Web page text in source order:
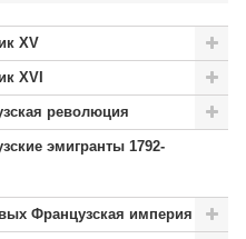
XV
XVI
революция
эмигранты 1792-
Французская империя